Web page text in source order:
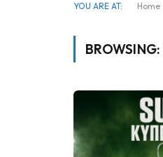
YOU ARE AT: Home
BROWSING: